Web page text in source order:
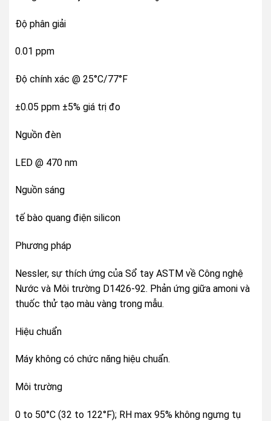
Độ phân giải
0.01 ppm
Độ chính xác @ 25°C/77°F
±0.05 ppm ±5% giá trị đo
Nguồn đèn
LED @ 470 nm
Nguồn sáng
tế bào quang điện silicon
Phương pháp
Nessler, sự thích ứng của Sổ tay ASTM về Công nghệ
Nước và Môi trường D1426-92. Phản ứng giữa amoni và
thuốc thử tạo màu vàng trong mẫu.
Hiệu chuẩn
Máy không có chức năng hiệu chuẩn.
Môi trường
0 to 50°C (32 to 122°F); RH max 95% không ngưng tụ